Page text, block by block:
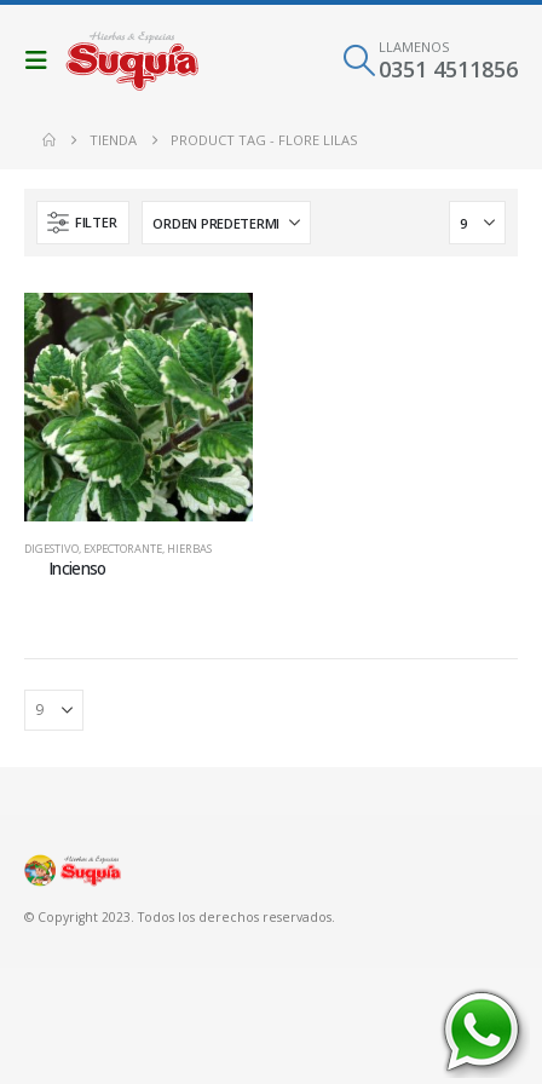
LLAMENOS
0351 4511856
TIENDA PRODUCT TAG - FLORE LILAS
FILTER
DIGESTIVO, EXPECTORANTE, HIERBAS
Incienso
© Copyright 2023. Todos los derechos reservados.